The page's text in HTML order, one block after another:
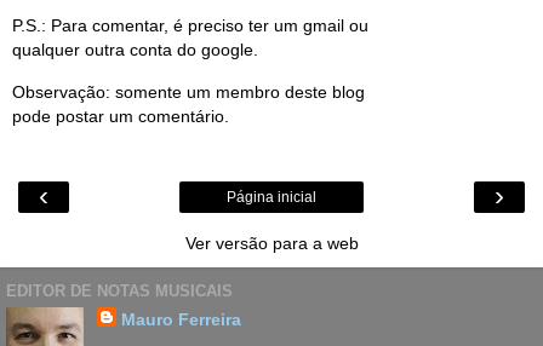
P.S.: Para comentar, é preciso ter um gmail ou
qualquer outra conta do google.
Observação: somente um membro deste blog
pode postar um comentário.
‹ ›
Página inicial
Ver versão para a web
EDITOR DE NOTAS MUSICAIS
Mauro Ferreira